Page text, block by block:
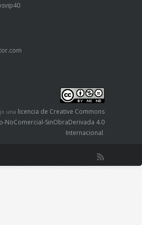
una licencia de Creative Commons
NoComercial-SinObraDerivada 4.0
Internacional